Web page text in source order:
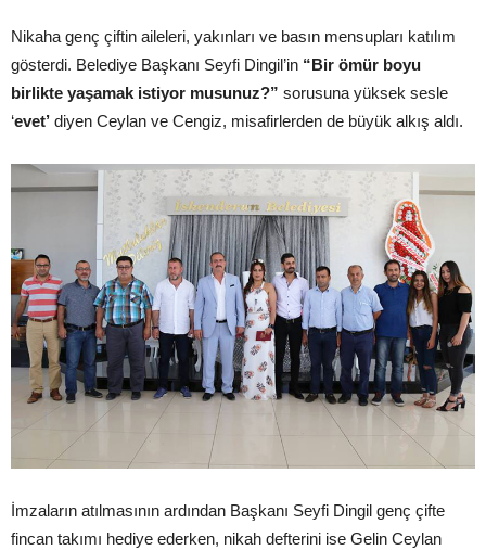
Nikaha genç çiftin aileleri, yakınları ve basın mensupları katılım
gösterdi. Belediye Başkanı Seyfi Dingil’in “Bir ömür boyu
birlikte yaşamak istiyor musunuz?” sorusuna yüksek sesle
‘evet’ diyen Ceylan ve Cengiz, misafirlerden de büyük alkış aldı.
İmzaların atılmasının ardından Başkanı Seyfi Dingil genç çifte
fincan takımı hediye ederken, nikah defterini ise Gelin Ceylan